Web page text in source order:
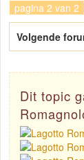
pagina 2 van 2
Volgende
Dit topic